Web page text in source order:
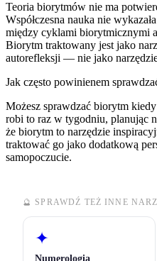
Teoria biorytmów nie ma
Współczesna nauka nie
między cyklami biorytmicznymi
Biorytm traktowany jest jako
autorefleksji — nie jako
Jak często powinienem
Możesz sprawdzać biorytm
robi to raz w tygodniu, planując
że biorytm to narzędzie
traktować go jako dodatkową
samopoczucie.
🔮 SPRAWDŹ TEŻ INNE
✦
Numerologia